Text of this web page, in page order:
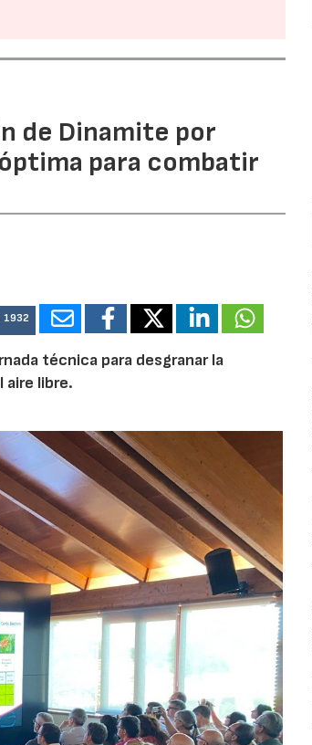
de Dinamite por
para combatir
1932
técnica para desgranar la
aire libre.